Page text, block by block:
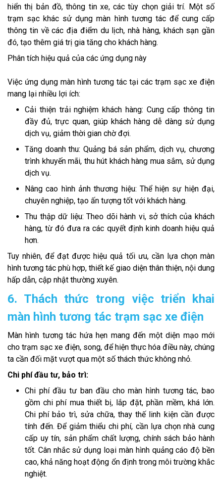
hiển thị bản đồ, thông tin xe, các tùy chọn giải trí. Một số
trạm sạc khác sử dụng màn hình tương tác để cung cấp
thông tin về các địa điểm du lịch, nhà hàng, khách sạn gần
đó, tạo thêm giá trị gia tăng cho khách hàng.
Phân tích hiệu quả của các ứng dụng này
Việc ứng dụng màn hình tương tác tại các trạm sạc xe điện
mang lại nhiều lợi ích:
Cải thiện trải nghiệm khách hàng: Cung cấp thông tin
đầy đủ, trực quan, giúp khách hàng dễ dàng sử dụng
dịch vụ, giảm thời gian chờ đợi.
Tăng doanh thu: Quảng bá sản phẩm, dịch vụ, chương
trình khuyến mãi, thu hút khách hàng mua sắm, sử dụng
dịch vụ.
Nâng cao hình ảnh thương hiệu: Thể hiện sự hiện đại,
chuyên nghiệp, tạo ấn tượng tốt với khách hàng.
Thu thập dữ liệu: Theo dõi hành vi, sở thích của khách
hàng, từ đó đưa ra các quyết định kinh doanh hiệu quả
hơn.
Tuy nhiên, để đạt được hiệu quả tối ưu, cần lựa chọn màn
hình tương tác phù hợp, thiết kế giao diện thân thiện, nội dung
hấp dẫn, cập nhật thường xuyên.
6. Thách thức trong việc triển khai
màn hình tương tác trạm sạc xe điện
Màn hình tương tác hứa hẹn mang đến một diện mạo mới
cho trạm sạc xe điện, song, để hiện thực hóa điều này, chúng
ta cần đối mặt vượt qua một số thách thức không nhỏ.
Chi phí đầu tư, bảo trì:
Chi phí đầu tư ban đầu cho màn hình tương tác, bao
gồm chi phí mua thiết bị, lắp đặt, phần mềm, khá lớn.
Chi phí bảo trì, sửa chữa, thay thế linh kiện cần được
tính đến. Để giảm thiểu chi phí, cần lựa chọn nhà cung
cấp uy tín, sản phẩm chất lượng, chính sách bảo hành
tốt. Cân nhắc sử dụng loại màn hình quảng cáo độ bền
cao, khả năng hoạt động ổn định trong môi trường khắc
nghiệt.